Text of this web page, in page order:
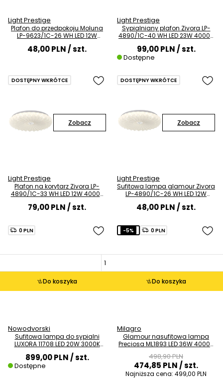
Light Prestige
Plafon do przedpokoju Moluna
LP-9623/1C-26 WH LED 12W
4000K biały
48,00 PLN/ szt.
Light Prestige
Sypialniany plafon Zivora LP-
4890/1C-40 WH LED 23W 4000K
99,00 PLN/ szt.
Dostępne
Zobacz
DOSTĘPNY WKRÓTCE
Light Prestige
Plafon na korytarz Zivora LP-
4890/1C-33 WH LED 12W 4000K
79,00 PLN/ szt.
Zobacz
DOSTĘPNY WKRÓTCE
Light Prestige
Sufitowa lampa glamour Zivora
LP-4890/1C-26 WH LED 12W
4000K biała
48,00 PLN/ szt.
Do koszyka
0 PLN
Nowodvorski
Sufitowa lampa do sypialni
LUXORA 11708 LED 20W 3000K
crystals nikiel
899,00 PLN/ szt.
Dostępne
Do koszyka
-5% 0 PLN
Milagro
Glamour nasufitowa lampa
Preciosa ML1893 LED 36W 4000K
498,90 PLN
474,85 PLN/ szt.
Najniższa cena: 499,00 PLN